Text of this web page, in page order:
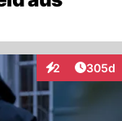
2
Interaktionen
305d